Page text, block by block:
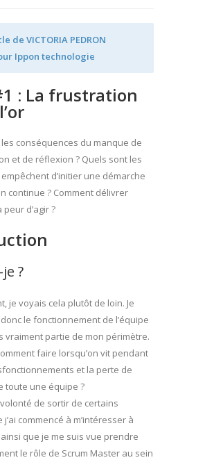
de VICTORIA PEDRON
Ippon technologie
: La frustration
conséquences du manque de
et de réflexion ? Quels sont les
d’initier une démarche
continue ? Comment délivrer
peur d’agir ?
?
je voyais cela plutôt de loin. Je
le fonctionnement de l’équipe
vraiment partie de mon périmètre.
faire lorsqu’on vit pendant
et la perte de
toute une équipe ?
volonté de sortir de certains
commencé à m’intéresser à
ainsi que je me suis vue prendre
le rôle de Scrum Master au sein